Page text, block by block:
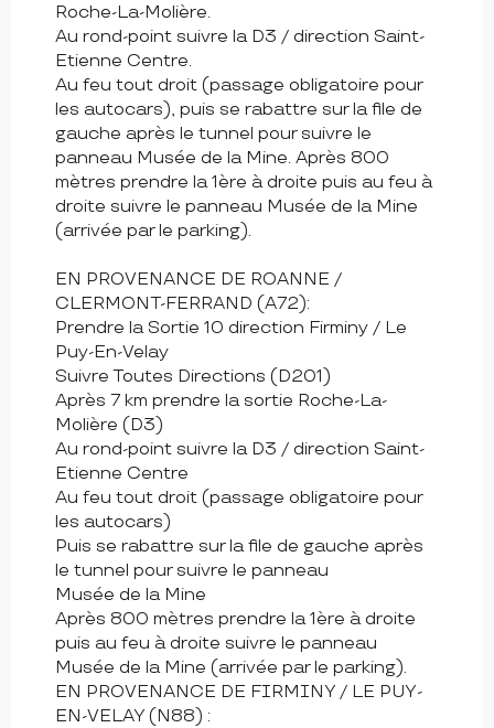
Roche-La-Molière.
Au rond-point suivre la D3 / direction Saint-
Etienne Centre.
Au feu tout droit (passage obligatoire pour
les autocars), puis se rabattre sur la file de
gauche après le tunnel pour suivre le
panneau Musée de la Mine. Après 800
mètres prendre la 1ère à droite puis au feu à
droite suivre le panneau Musée de la Mine
(arrivée par le parking).
EN PROVENANCE DE ROANNE /
CLERMONT-FERRAND (A72):
Prendre la Sortie 10 direction Firminy / Le
Puy-En-Velay
Suivre Toutes Directions (D201)
Après 7 km prendre la sortie Roche-La-
Molière (D3)
Au rond-point suivre la D3 / direction Saint-
Etienne Centre
Au feu tout droit (passage obligatoire pour
les autocars)
Puis se rabattre sur la file de gauche après
le tunnel pour suivre le panneau
Musée de la Mine
Après 800 mètres prendre la 1ère à droite
puis au feu à droite suivre le panneau
Musée de la Mine (arrivée par le parking).
EN PROVENANCE DE FIRMINY / LE PUY-
EN-VELAY (N88) :